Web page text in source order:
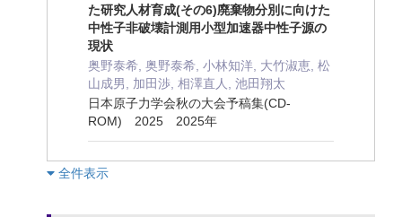
た研究人材育成(その6)廃棄物分別に向けた
中性子非破壊計測用小型加速器中性子源の
現状
奥野泰希, 奥野泰希, 小林知洋, 大竹淑恵, 松
山成男, 加田渉, 相澤直人, 池田翔太
日本原子力学会秋の大会予稿集(CD-
ROM) 2025 2025年
︎全件表示